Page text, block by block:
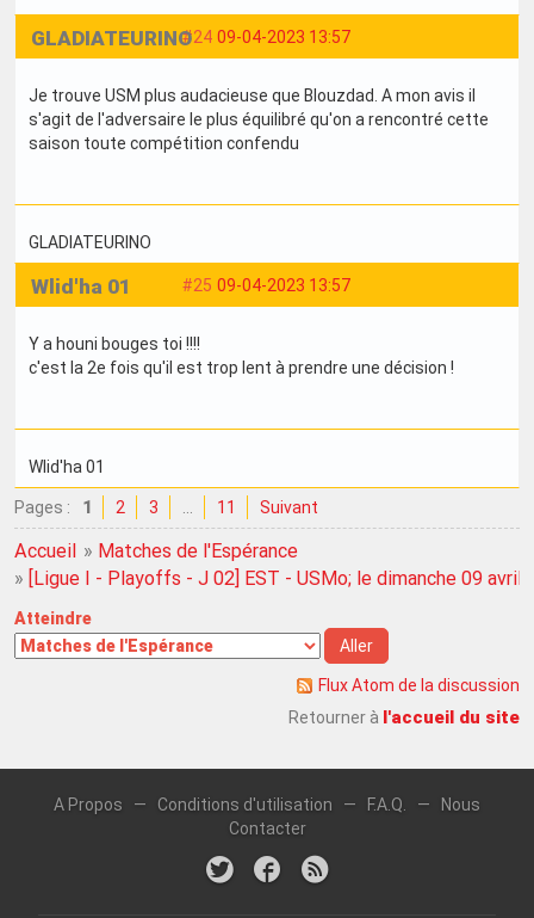
#24 09-04-2023 13:57
GLADIATEURINO
Je trouve USM plus audacieuse que Blouzdad. A mon avis il
s'agit de l'adversaire le plus équilibré qu'on a rencontré cette
saison toute compétition confendu
GLADIATEURINO
#25 09-04-2023 13:57
Wlid'ha 01
Y a houni bouges toi !!!!
c'est la 2e fois qu'il est trop lent à prendre une décision !
Wlid'ha 01
Pages : 1 2 3 … 11 Suivant
Accueil » Matches de l'Espérance
»
[Ligue I - Playoffs - J 02] EST - USMo; le dimanche 09 avril
Atteindre
Flux Atom de la discussion
Retourner à l'accueil du site
A Propos — Conditions d'utilisation — F.A.Q. —
Nous
Contacter